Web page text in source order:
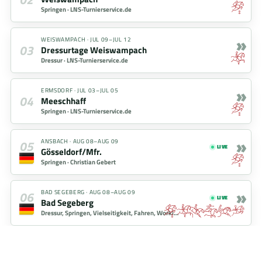
Springen ·LNS-Turnierservice.de
03
WEISWAMPACH ·JUL 09–JUL 12
Dressurtage Weiswampach
Dressur ·LNS-Turnierservice.de
»
04
ERMSDORF ·JUL 03–JUL 05
Meeschhaff
Springen ·LNS-Turnierservice.de
»
05 ANSBACH · AUG 08–AUG 09
Gösseldorf/Mfr.
Springen ·Christian Gebert
LIVE »
06 BAD SEGEBERG · AUG 08–AUG 09
Bad Segeberg
Dressur, Springen, Vielseitigkeit, Fahren, Working Equitation, Voltigieren, Hobby Horsing ·
LIVE »